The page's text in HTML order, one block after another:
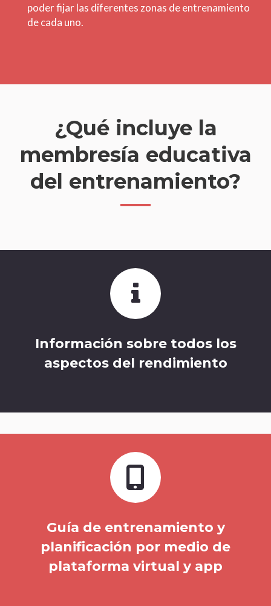
poder fijar las diferentes zonas de entrenamiento
de cada uno.
¿Qué incluye la
membresía educativa
del entrenamiento?
Información sobre todos los
aspectos del rendimiento
Guía de entrenamiento y
planificación por medio de
plataforma virtual y app